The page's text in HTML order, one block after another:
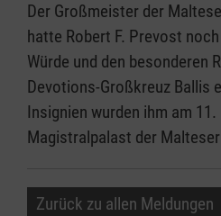
Der Großmeister der
hatte Robert F. Prevost
Würde und den besonderen
Devotions-Großkreuz Ballis
Insignien wurden ihm am
Magistralpalast der
Zurück zu allen Meldungen